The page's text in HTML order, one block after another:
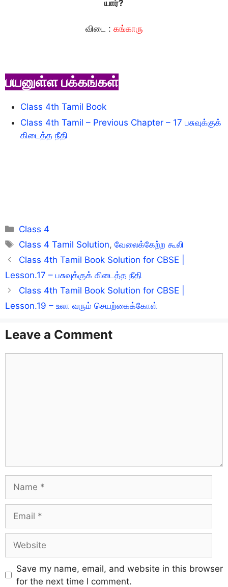
யார்?
விடை : கங்காரு
பயனுள்ள பக்கங்கள்
Class 4th Tamil Book
Class 4th Tamil – Previous Chapter – 17 பசுவுக்குக்
கிடைத்த நீதி
Categories
Class 4
Tags
Class 4 Tamil Solution,வேலைக்கேற்ற கூலி
Class 4th Tamil Book Solution for CBSE |
Lesson.17 – பசுவுக்குக் கிடைத்த நீதி
Class 4th Tamil Book Solution for CBSE |
Lesson.19 – உலா வரும் செயற்கைக்கோள்
Leave a Comment
Save my name, email, and website in this browser
for the next time I comment.